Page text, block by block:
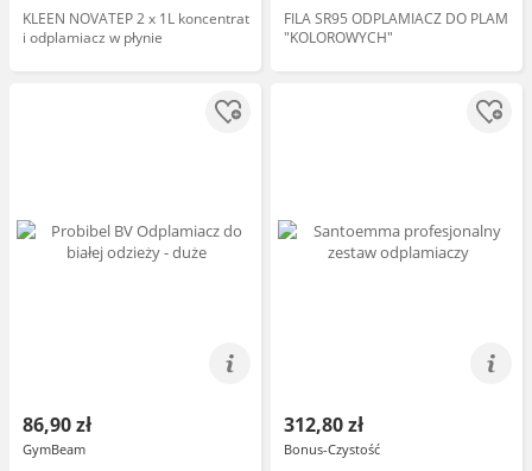
KLEEN NOVATEP 2 x 1L koncentrat
i odplamiacz w płynie
FILA SR95 ODPLAMIACZ DO PLAM
"KOLOROWYCH"
86,90 zł
GymBeam
312,80 zł
Bonus-Czystość